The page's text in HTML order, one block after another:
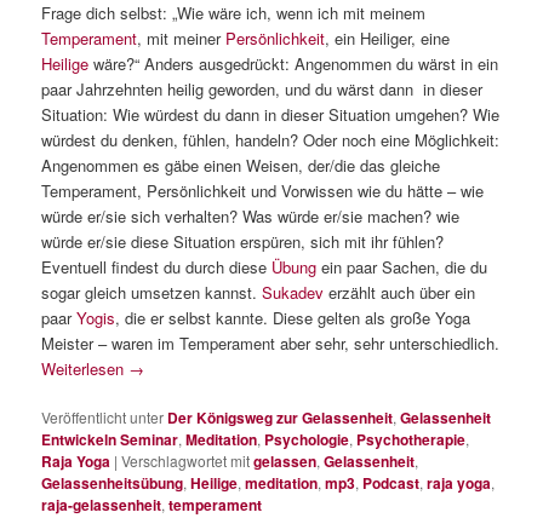
Frage dich selbst: „Wie wäre ich, wenn ich mit meinem
Temperament, mit meiner Persönlichkeit, ein Heiliger, eine
Heilige wäre?“ Anders ausgedrückt: Angenommen du wärst in ein
paar Jahrzehnten heilig geworden, und du wärst dann in dieser
Situation: Wie würdest du dann in dieser Situation umgehen? Wie
würdest du denken, fühlen, handeln? Oder noch eine Möglichkeit:
Angenommen es gäbe einen Weisen, der/die das gleiche
Temperament, Persönlichkeit und Vorwissen wie du hätte – wie
würde er/sie sich verhalten? Was würde er/sie machen? wie
würde er/sie diese Situation erspüren, sich mit ihr fühlen?
Eventuell findest du durch diese Übung ein paar Sachen, die du
sogar gleich umsetzen kannst.Sukadev erzählt auch über ein
paarYogis, die er selbst kannte. Diese gelten als große Yoga
Meister – waren im Temperament aber sehr, sehr unterschiedlich.
Weiterlesen →
Veröffentlicht unter Der Königsweg zur Gelassenheit,Gelassenheit
Entwickeln Seminar,Meditation, Psychologie, Psychotherapie,
Raja Yoga |Verschlagwortet mitgelassen,Gelassenheit,
Gelassenheitsübung,Heilige,meditation,mp3, Podcast,raja yoga,
raja-gelassenheit,temperament